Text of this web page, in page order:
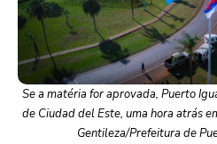
Se a matéria for aprovada, Puerto
de Ciudad del Este, uma hora atrás
Gentileza/Prefeitura de